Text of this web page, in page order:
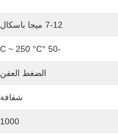
7-12 ميجا باسكال
-50 °C ~ 250 °C
الضغط العفن
شفافة
1000